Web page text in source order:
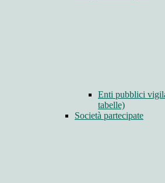
Enti pubblici
tabelle)
Società partecipate